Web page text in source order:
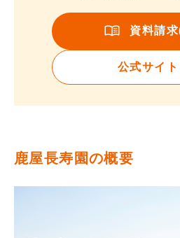
資料請
公式サイト
鹿屋長寿園の概要